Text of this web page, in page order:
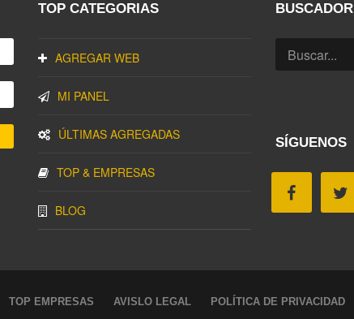
TOP CATEGORIAS
AGREGAR WEB
MI PANEL
ÚLTIMAS AGREGADAS
TOP & EMPRESAS
BLOG
BUSCADOR
SÍGUENOS
TOP EMPRESAS AVISLO LEGAL POLÍTICA DE PRIVACIDAD